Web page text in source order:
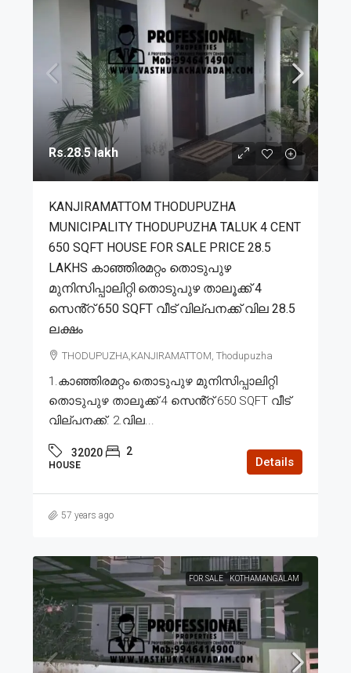
Rs.28.5 lakh
KANJIRAMATTOM THODUPUZHA
MUNICIPALITY THODUPUZHA TALUK 4 CENT
650 SQFT HOUSE FOR SALE PRICE 28.5
LAKHS കാഞ്ഞിരമറ്റം തൊടുപുഴ
മുനിസിപ്പാലിറ്റി തൊടുപുഴ താലൂക്ക് 4
സെൻ്റ് 650 SQFT വീട് വില്പനക്ക് വില 28.5
ലക്ഷം
THODUPUZHA,KANJIRAMATTOM, Thodupuzha
1.കാഞ്ഞിരമറ്റം തൊടുപുഴ മുനിസിപ്പാലിറ്റി
തൊടുപുഴ താലൂക്ക് 4 സെൻ്റ് 650 SQFT വീട്
വില്പനക്ക്. 2.വില...
32020 2
HOUSE Details
57 years ago
FOR SALE KOTHAMANGALAM